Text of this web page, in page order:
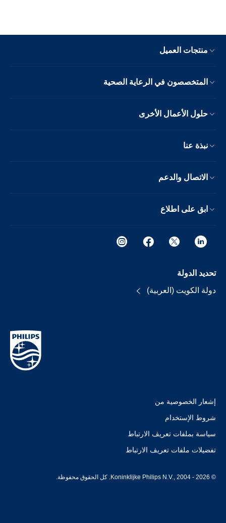
منتجات العميل
المتخصصون في الرعاية الصحية
حلول الأعمال الأخرى
نبذة عنا
الاتصال والدعم
ابق على اطلاع
تحديد الدولة
دولة الكويت (العربية)
إشعار الخصوصية من
شروط الإستخدام
سياسة بملفات تعريف الارتباط
تفضيلات ملفات تعريف الارتباط
© Koninklijke Philips N.V., 2004 - 2026. كل الحقوق محفوظة.